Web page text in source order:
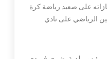
على صعيد رياضة كرة
الرياضي على نادي